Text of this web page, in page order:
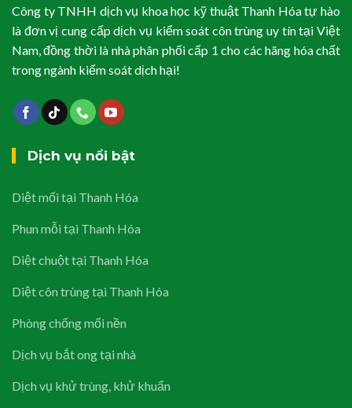
Công ty TNHH dịch vụ khoa học kỹ thuật Thanh Hóa tự hào
là đơn vị cung cấp dịch vụ kiểm soát côn trùng uy tín tại Việt
Nam, đồng thời là nhà phân phối cấp 1 cho các hãng hóa chất
trong ngành kiểm soát dịch hại!
Dịch vụ nổi bật
Diệt mối tại Thanh Hóa
Phun mỗi tại Thanh Hóa
Diệt chuột tại Thanh Hóa
Diệt côn trùng tại Thanh Hóa
Phòng chống mối nền
Dịch vụ bắt ong tại nhà
Dịch vụ khử trùng, khử khuẩn